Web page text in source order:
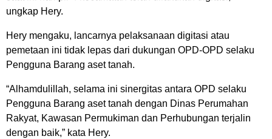
ungkap Hery.
Hery mengaku, lancarnya pelaksanaan digitasi atau
pemetaan ini tidak lepas dari dukungan OPD-OPD selaku
Pengguna Barang aset tanah.
“Alhamdulillah, selama ini sinergitas antara OPD selaku
Pengguna Barang aset tanah dengan Dinas Perumahan
Rakyat, Kawasan Permukiman dan Perhubungan terjalin
dengan baik,” kata Hery.